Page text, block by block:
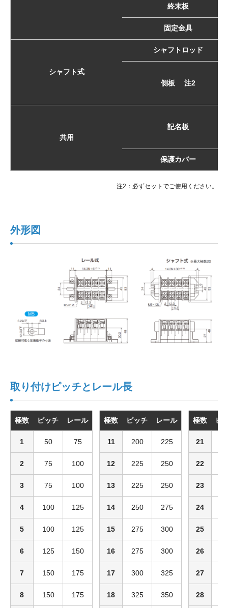
終末板
固定金具
シャフト式
シャフトロッド
側板 注2
共用
記名板
保護カバー
注2：必ずセットでご使用ください。
外形図
取り付けピッチとレール長
極数 ピッチ レール
1 50 75
2 75 100
3 75 100
4 100 125
5 100 125
6 125 150
7 150 175
8 150 175
極数 ピッチ レール
11 200 225
12 225 250
13 225 250
14 250 275
15 275 300
16 275 300
17 300 325
18 325 350
極数 ピ
21
22
23
24
25
26
27
28